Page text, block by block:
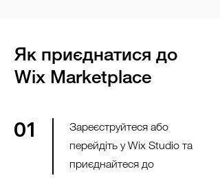
Як приєднатися до
Wix Marketplace
01
Зареєструйтеся або
перейдіть у Wix Studio та
приєднайтеся до